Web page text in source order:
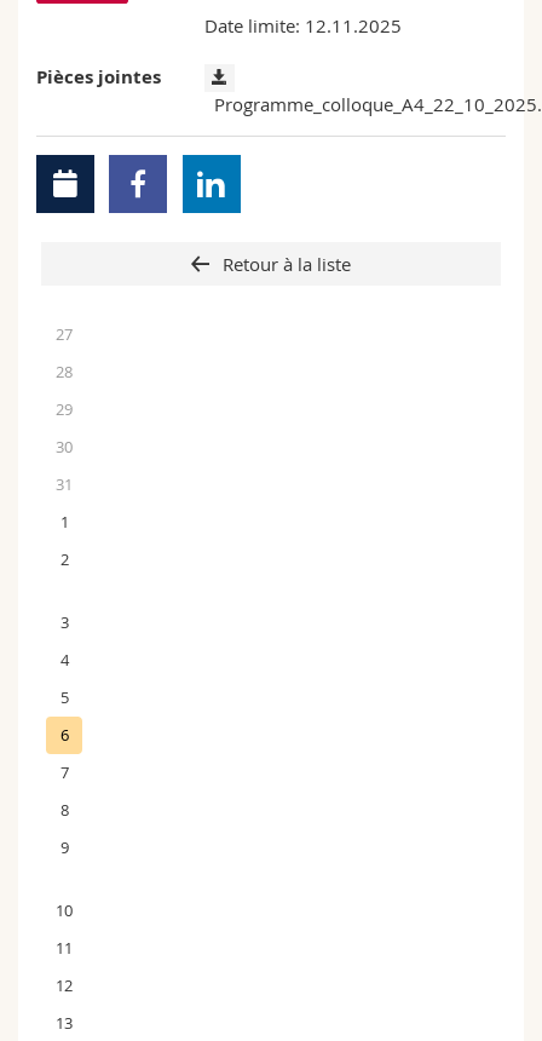
Date limite: 12.11.2025
Pièces jointes
Retour à la liste
27
28
29
30
31
1
2
3
4
5
6
7
8
9
10
11
12
13